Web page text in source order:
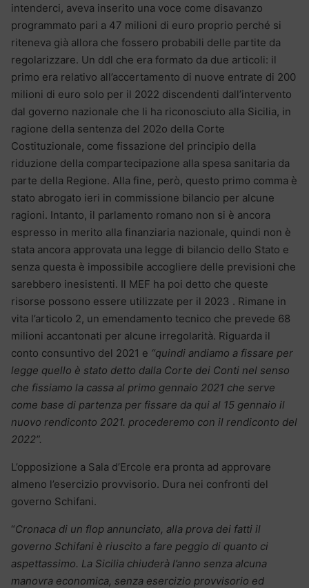
intenderci, aveva inserito una voce come disavanzo
programmato pari a 47 milioni di euro proprio perché si
riteneva già allora che fossero probabili delle partite da
regolarizzare. Un ddl che era formato da due articoli: il
primo era relativo all’accertamento di nuove entrate di 200
milioni di euro solo per il 2022 discendenti dall’intervento
dal governo nazionale che li ha riconosciuto alla Sicilia, in
ragione della sentenza del 202o della Corte
Costituzionale, come fissazione del principio della
riduzione della compartecipazione alla spesa sanitaria da
parte della Regione. Alla fine, però, questo primo comma è
stato abrogato ieri in commissione bilancio per alcune
ragioni. Intanto, il parlamento romano non si è ancora
espresso in merito alla finanziaria nazionale, quindi non è
stata ancora approvata una legge di bilancio dello Stato e
senza questa è impossibile accogliere delle previsioni che
sarebbero inesistenti. Il MEF ha poi detto che queste
risorse possono essere utilizzate per il 2023 . Rimane in
vita l’articolo 2, un emendamento tecnico che prevede 68
milioni accantonati per alcune irregolarità. Riguarda il
conto consuntivo del 2021 e “quindi andiamo a fissare per
legge quello è stato detto dalla Corte dei Conti nel senso
che fissiamo la cassa al primo gennaio 2021 che serve
come base di partenza per fissare da qui al 15 gennaio il
nuovo rendiconto 2021. procederemo con il rendiconto del
2022”.
L’opposizione a Sala d’Ercole era pronta ad approvare
almeno l’esercizio provvisorio. Dura nei confronti del
governo Schifani.
“Cronaca di un flop annunciato, alla prova dei fatti il
governo Schifani è riuscito a fare peggio di quanto ci
aspettassimo. La Sicilia chiuderà l’anno senza alcuna
manovra economica, senza esercizio provvisorio ed